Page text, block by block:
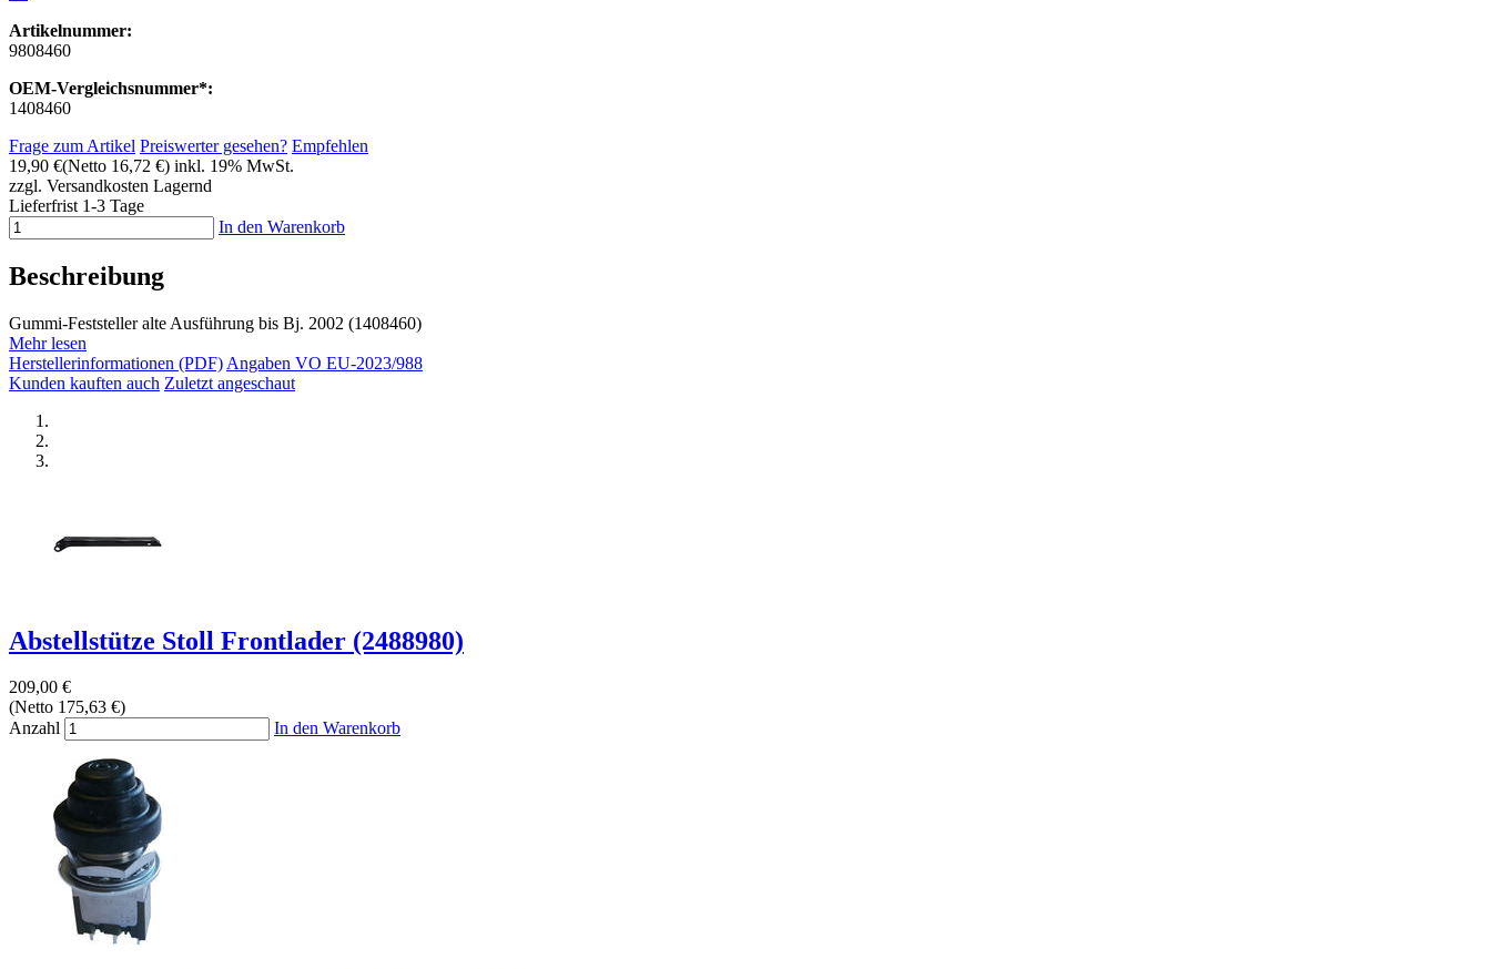
Artikelnummer:
9808460
OEM-Vergleichsnummer*:
1408460
Frage zum Artikel Preiswerter gesehen? Empfehlen
19,90 €(Netto 16,72 €) inkl. 19% MwSt.
zzgl. Versandkosten Lagernd
Lieferfrist 1-3 Tage
In den Warenkorb
Beschreibung
Gummi-Feststeller alte Ausführung bis Bj. 2002 (1408460)
Mehr lesen
Herstellerinformationen (PDF) Angaben VO EU-2023/988
Kunden kauften auch Zuletzt angeschaut
Abstellstütze Stoll Frontlader (2488980)
209,00 €
(Netto 175,63 €)
Anzahl
In den Warenkorb